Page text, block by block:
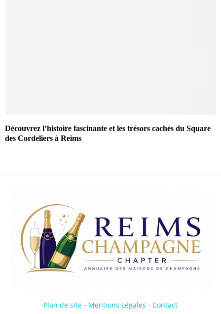
Découvrez l’histoire fascinante et les trésors cachés du Square
des Cordeliers à Reims
Plan de site - Mentions Légales - Contact